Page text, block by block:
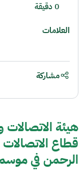
هيئة الاتصالات
قطاع
الرحمن في موسم حج
0 دقيقة
العلامات
مشاركة